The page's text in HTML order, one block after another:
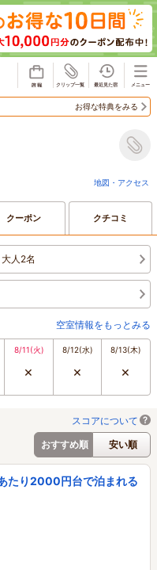
お得な特典をみる
地図・アクセス
クーポン クチコミ
人2名
空室情報をもっとみる
8/11(火)
×
8/12(水)
×
8/13(木)
×
スコアについて
おすすめ順
安い順
り2000円台で泊まれる